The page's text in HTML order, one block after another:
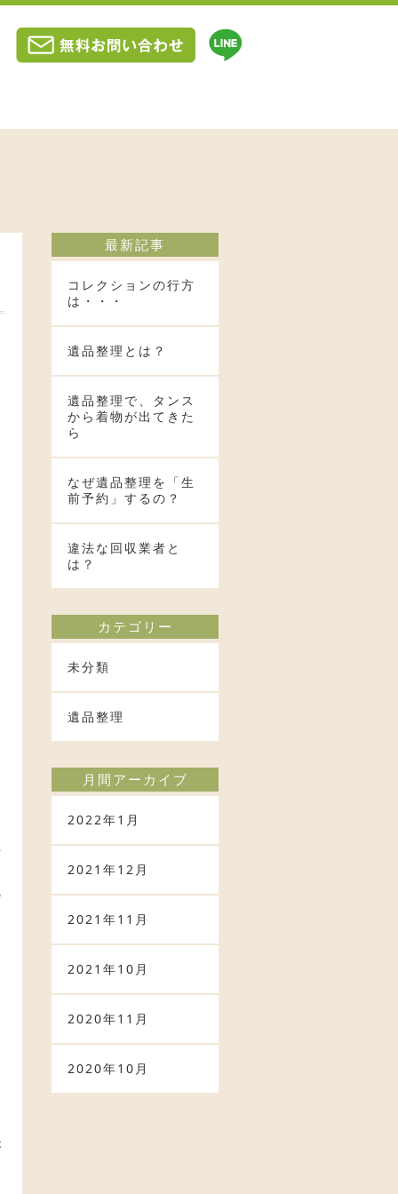
最新記事
コレクションの行方
は・・・
遺品整理とは？
遺品整理で、タンス
から着物が出てきた
ら
なぜ遺品整理を「生
前予約」するの？
違法な回収業者と
は？
カテゴリー
未分類
遺品整理
月間アーカイブ
2022年1月
2021年12月
2021年11月
2021年10月
2020年11月
2020年10月